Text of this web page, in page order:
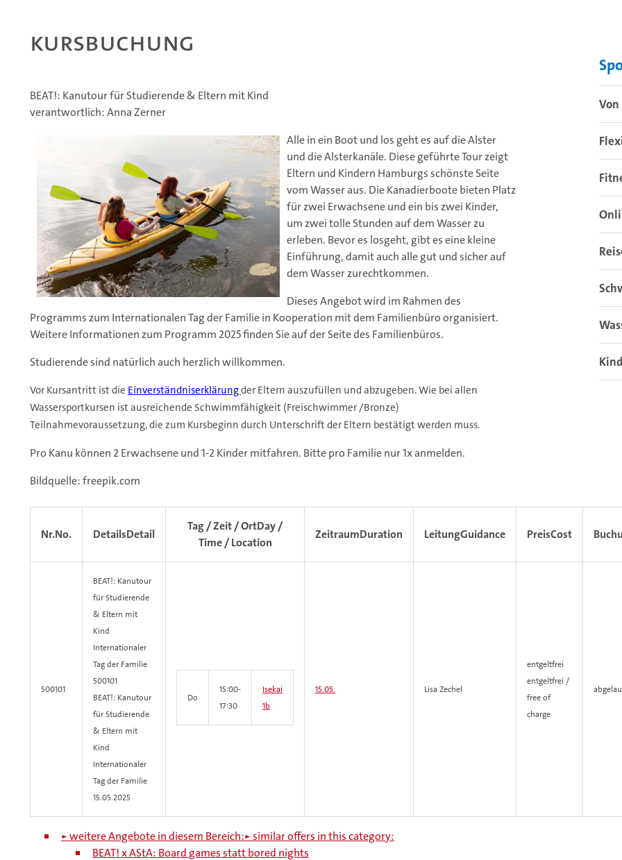
Kursbuchung
BEAT!: Kanutour für Studierende & Eltern mit Kind
verantwortlich: Anna Zerner
Alle in ein Boot und los geht es auf die Alster
und die Alsterkanäle. Diese geführte Tour zeigt
Eltern und Kindern Hamburgs schönste Seite
vom Wasser aus. Die Kanadierboote bieten Platz
für zwei Erwachsene und ein bis zwei Kinder,
um zwei tolle Stunden auf dem Wasser zu
erleben. Bevor es losgeht, gibt es eine kleine
Einführung, damit auch alle gut und sicher auf
dem Wasser zurechtkommen.
Dieses Angebot wird im Rahmen des
Programms zum Internationalen Tag der Familie in Kooperation mit dem Familienbüro organisiert.
Weitere Informationen zum Programm 2025 finden Sie auf der Seite des Familienbüros.
Studierende sind natürlich auch herzlich willkommen.
Vor Kursantritt ist die Einverständniserklärungder Eltern auszufüllen und abzugeben. Wie bei allen
Wassersportkursen ist ausreichende Schwimmfähigkeit (Freischwimmer /Bronze)
Teilnahmevoraussetzung, die zum Kursbeginn durch Unterschrift der Eltern bestätigt werden muss.
Pro Kanu können 2 Erwachsene und 1-2 Kinder mitfahren. Bitte pro Familie nur 1x anmelden.
Bildquelle: freepik.com
Nr.No. DetailsDetail
Tag / Zeit / OrtDay /
Time / Location
ZeitraumDuration LeitungGuidance PreisCost
500101
BEAT!: Kanutour
für Studierende
& Eltern mit
Kind
Internationaler
Tag der Familie
500101
BEAT!: Kanutour
für Studierende
& Eltern mit
Kind
Internationaler
Tag der Familie
15.05.2025
Do
15:00-
17:30
Isekai
1b
15.05. Lisa Zechel
entgeltfrei
entgeltfrei /
free of
charge
► weitere Angebote in diesem Bereich:► similar offers in this category:
BEAT! x AStA: Board games statt bored nights
Von